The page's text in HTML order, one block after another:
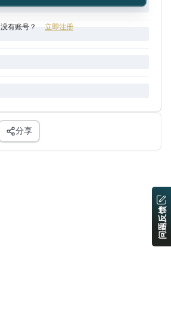
没有账号？ 立即注册
分享
问题反馈